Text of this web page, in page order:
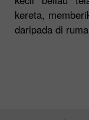
kereta,
daripada di